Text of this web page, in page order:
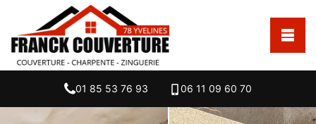
01 85 53 76 93 06 11 09 60 70